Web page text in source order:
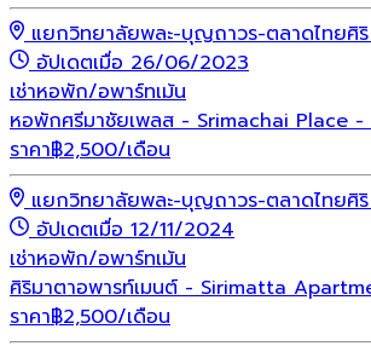
แยกวิทยาลัยพละ-บุญถาวร-ตลาดไทยศิ
อัปเดตเมื่อ 26/06/2023
เช่าหอพัก/อพาร์ทเม้น
หอพักศรีมาชัยเพลส - Srimachai Place
ราคา฿2,500/เดือน
แยกวิทยาลัยพละ-บุญถาวร-ตลาดไทยศิ
อัปเดตเมื่อ 12/11/2024
เช่าหอพัก/อพาร์ทเม้น
ศิริมาตาอพารท์เมนต์ - Sirimatta
ราคา฿2,500/เดือน